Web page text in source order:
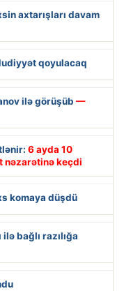
axtarışları davam
qoyulacaq
ilə görüşüb —
6 ayda 10
nəzarətinə keçdi
komaya düşdü
bağlı razılığa